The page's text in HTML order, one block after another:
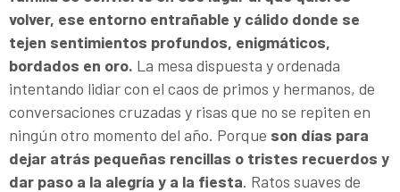
volver, ese entorno entrañable y cálido donde se
tejen sentimientos profundos, enigmáticos,
bordados en oro. La mesa dispuesta y ordenada
intentando lidiar con el caos de primos y hermanos, de
conversaciones cruzadas y risas que no se repiten en
ningún otro momento del año. Porque son días para
dejar atrás pequeñas rencillas o tristes recuerdos y
dar paso a la alegría y a la fiesta. Ratos suaves de